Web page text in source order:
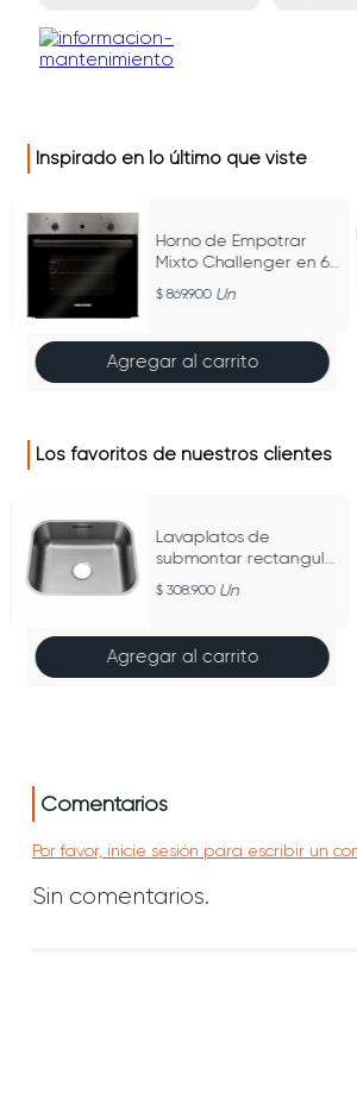
Inspirado en lo último que viste
Horno de Empotrar
Mixto Challenger en 60
cm 120V - HG 2555
869.900 Un
Agregar al carrito
Los favoritos de nuestros clientes
Lavaplatos de
submontar rectangular
alto
308.900 Un
Agregar al carrito
Comentarios
Por favor, inicie sesión para escribir un
Sin comentarios.